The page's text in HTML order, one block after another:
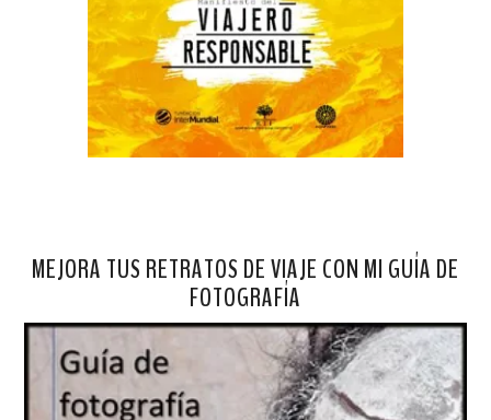
MEJORA TUS RETRATOS DE VIAJE CON MI GUÍA DE
FOTOGRAFÍA